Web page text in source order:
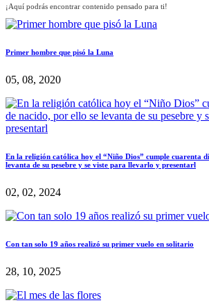
¡Aquí podrás encontrar contenido pensado para ti!
Primer hombre que pisó la Luna
05, 08, 2020
En la religión católica hoy el “Niño Dios” cumple cuarenta
levanta de su pesebre y se viste para llevarlo y presentarl
02, 02, 2024
Con tan solo 19 años realizó su primer vuelo en solitario
28, 10, 2025